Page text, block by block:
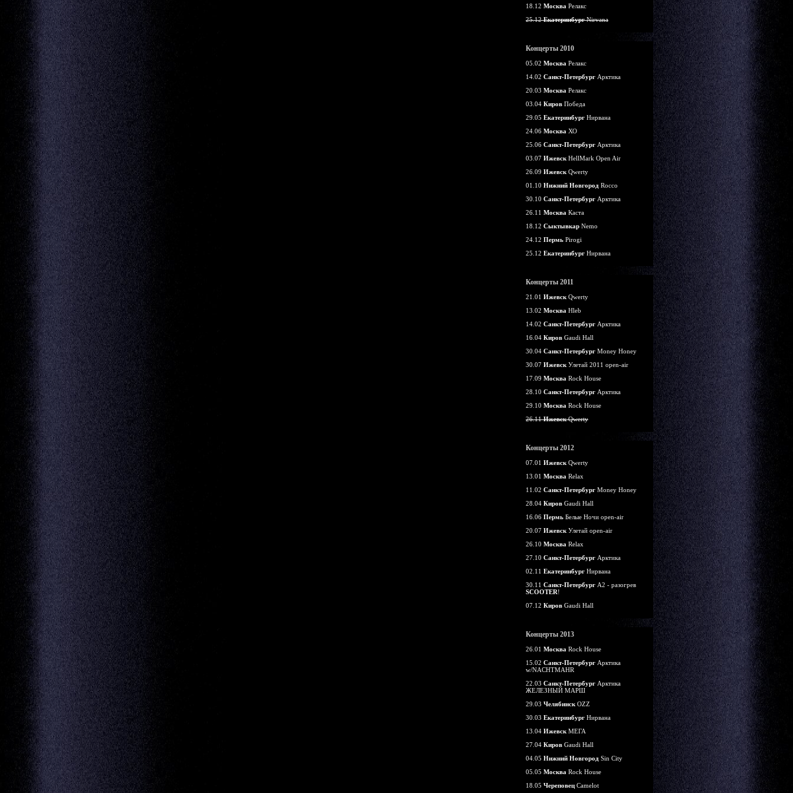
18.12 Москва Релакс
25.12ЕкатеринбургNirvana
Концерты 2010
05.02 Москва Релакс
14.02 Санкт-Петербург Арктика
20.03 Москва Релакс
03.04 Киров Победа
29.05 Екатеринбург Нирвана
24.06 Москва ХО
25.06 Санкт-Петербург Арктика
03.07 Ижевск HellMark Open Air
26.09 Ижевск Qwerty
01.10 Нижний Новгород Rocco
30.10 Санкт-Петербург Арктика
26.11 Москва Каста
18.12 Сыктывкар Nemo
24.12 Пермь Pirogi
25.12 Екатеринбург Нирвана
Концерты 2011
21.01 Ижевск Qwerty
13.02 Москва Hleb
14.02 Санкт-Петербург Арктика
16.04 Киров Gaudi Hall
30.04 Санкт-Петербург Money Honey
30.07 Ижевск Улетай 2011 open-air
17.09 Москва Rock House
28.10 Санкт-Петербург Арктика
29.10 Москва Rock House
26.11ИжевскQwerty
Концерты 2012
07.01 Ижевск Qwerty
13.01 Москва Relax
11.02 Санкт-Петербург Money Honey
28.04 Киров Gaudi Hall
16.06 Пермь Белые Ночи open-air
20.07 Ижевск Улетай open-air
26.10 Москва Relax
27.10 Санкт-Петербург Арктика
02.11 Екатеринбург Нирвана
30.11 Санкт-Петербург А2 - разогрев
SCOOTER!
07.12 Киров Gaudi Hall
Концерты 2013
26.01 Москва Rock House
15.02 Санкт-Петербург Арктика
w/NACHTMAHR
22.03 Санкт-Петербург Арктика
ЖЕЛЕЗНЫЙ МАРШ
29.03 Челябинск OZZ
30.03 Екатеринбург Нирвана
13.04 Ижевск МЕГА
27.04 Киров Gaudi Hall
04.05 Нижний Новгород Sin City
05.05 Москва Rock House
18.05 Череповец Camelot